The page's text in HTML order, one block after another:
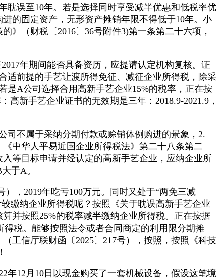
耽误至10年。若是选择同时享受减半优惠和低税率优
的固定资产，无形资产摊销年限不得低于10年。小
》（财税〔2016〕36号附件3)第一条第二十六项，
年期间能否具备资历，应提请认定机构复核。证
适前提的手艺让渡所得免征、减征企业所得税，除采
是A公司选择合用高新手艺企业15%的税率，正在按
新手艺企业证书的无效期是三年：2018.9-2021.9，
不属于采纳分期付款或赊销体例购进的景象，2.
中华人平易近国企业所得税法》第二十八条第二
等目标申请并经认定的高新手艺企业，应纳企业所
于A。
，2019年吃亏100万元。同时又处于“两免三减
缴纳企业所得税呢？按照《关于耽误高新手艺企业
并按照25%的税率减半缴纳企业所得税。正在按据
税。能够按照法令或者合同商定的利用限分期摊
工信厅联财函〔2025〕217号），按照，按照《科技
12月10日以现金购买了一套机械设备，假设这笔境